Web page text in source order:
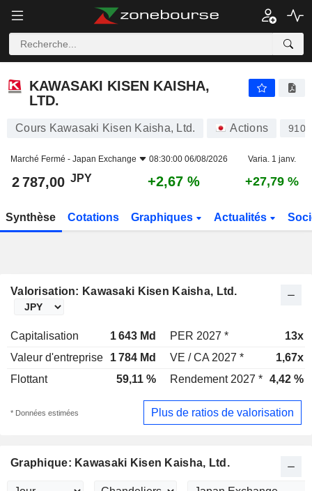
KAWASAKI KISEN KAISHA,
LTD.
Cours Kawasaki Kisen Kaisha, Ltd. Actions 9107
Marché Fermé - Japan Exchange 08:30:00 06/08/2026 Varia. 1 janv.
2 787,00 JPY +2,67 % +27,79 %
Synthèse Cotations Graphiques Actualités
Valorisation: Kawasaki Kisen Kaisha, Ltd.
Capitalisation 1 643 Md PER 2027 *
13x
Valeur d'entreprise
1 784 Md VE / CA 2027 *
1,67x
Flottant
59,11 % Rendement 2027 * 4,42 %
* Données estimées Plus de ratios de valorisation
Graphique: Kawasaki Kisen Kaisha, Ltd.